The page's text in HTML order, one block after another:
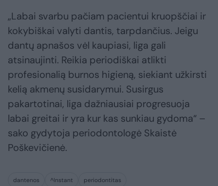
„Labai svarbu pačiam pacientui kruopščiai ir
kokybiškai valyti dantis, tarpdančius. Jeigu
dantų apnašos vėl kaupiasi, liga gali
atsinaujinti. Reikia periodiškai atlikti
profesionalią burnos higieną, siekiant užkirsti
kelią akmenų susidarymui. Susirgus
pakartotinai, liga dažniausiai progresuoja
labai greitai ir yra kur kas sunkiau gydoma“ –
sako gydytoja periodontologė Skaistė
Poškevičienė.
dantenos ^Instant periodontitas